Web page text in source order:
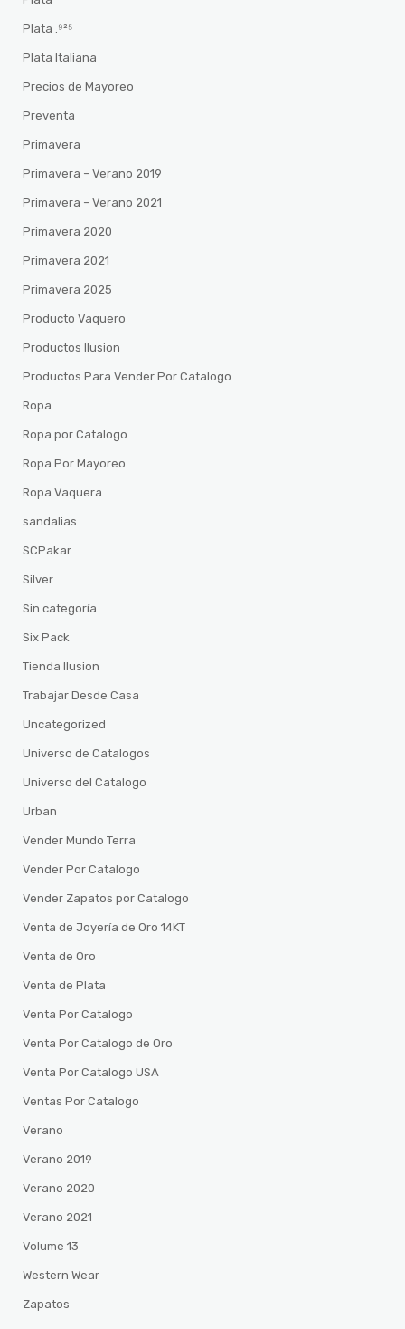
Plata .⁹²⁵
Plata Italiana
Precios de Mayoreo
Preventa
Primavera
Primavera – Verano 2019
Primavera – Verano 2021
Primavera 2020
Primavera 2021
Primavera 2025
Producto Vaquero
Productos Ilusion
Productos Para Vender Por Catalogo
Ropa
Ropa por Catalogo
Ropa Por Mayoreo
Ropa Vaquera
sandalias
SCPakar
Silver
Sin categoría
Six Pack
Tienda Ilusion
Trabajar Desde Casa
Uncategorized
Universo de Catalogos
Universo del Catalogo
Urban
Vender Mundo Terra
Vender Por Catalogo
Vender Zapatos por Catalogo
Venta de Joyería de Oro 14KT
Venta de Oro
Venta de Plata
Venta Por Catalogo
Venta Por Catalogo de Oro
Venta Por Catalogo USA
Ventas Por Catalogo
Verano
Verano 2019
Verano 2020
Verano 2021
Volume 13
Western Wear
Zapatos